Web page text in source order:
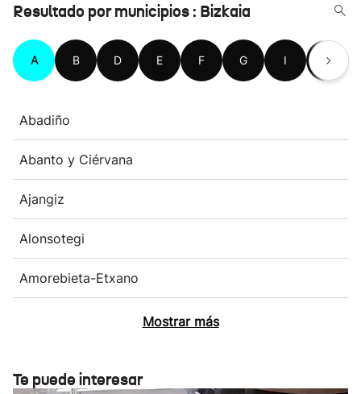
Resultado por municipios : Bizkaia
A B D E F G I K
Abadiño
Abanto y Ciérvana
Ajangiz
Alonsotegi
Amorebieta-Etxano
Mostrar más
Te puede interesar